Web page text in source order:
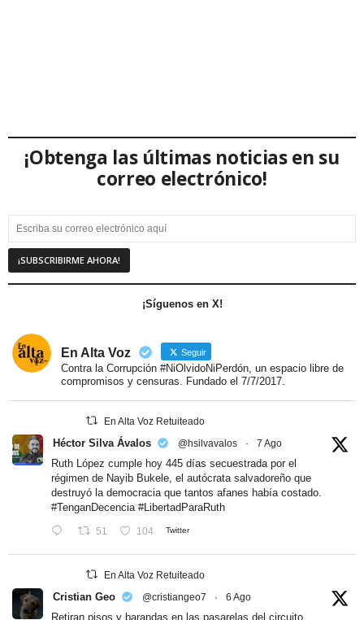
¡Obtenga las últimas noticias en su
correo electrónico!
¡Síguenos en X!
En Alta Voz Seguir
Contra la Corrupción #NiOlvidoNiPerdón, un espacio libre de
compromisos y censuras. Fundado el 7/7/2017.
En Alta Voz Retuiteado
Héctor Silva Ávalos @hsilvavalos · 7 Ago
Ruth López cumple hoy 445 días secuestrada por el
régimen de Nayib Bukele, el autócrata salvadoreño que
destruyó la democracia que tantos afanes había costado.
#TenganDecencia #LibertadParaRuth
51 104 Twitter
En Alta Voz Retuiteado
Cristian Geo @cristiangeo7 · 6 Ago
Retiran pisos y barandas en las pasarelas del circuito